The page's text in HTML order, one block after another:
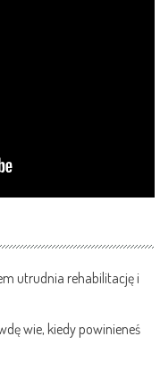
utrudnia rehabilitację i
wie, kiedy powinieneś